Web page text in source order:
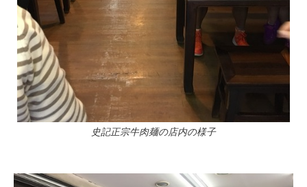
史記正宗牛肉麺の店内の様子